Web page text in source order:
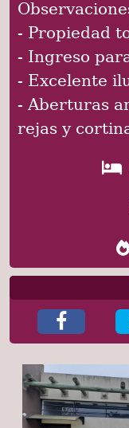
- Propiedad
- Ingreso
- Excelente
- Aberturas
rejas y